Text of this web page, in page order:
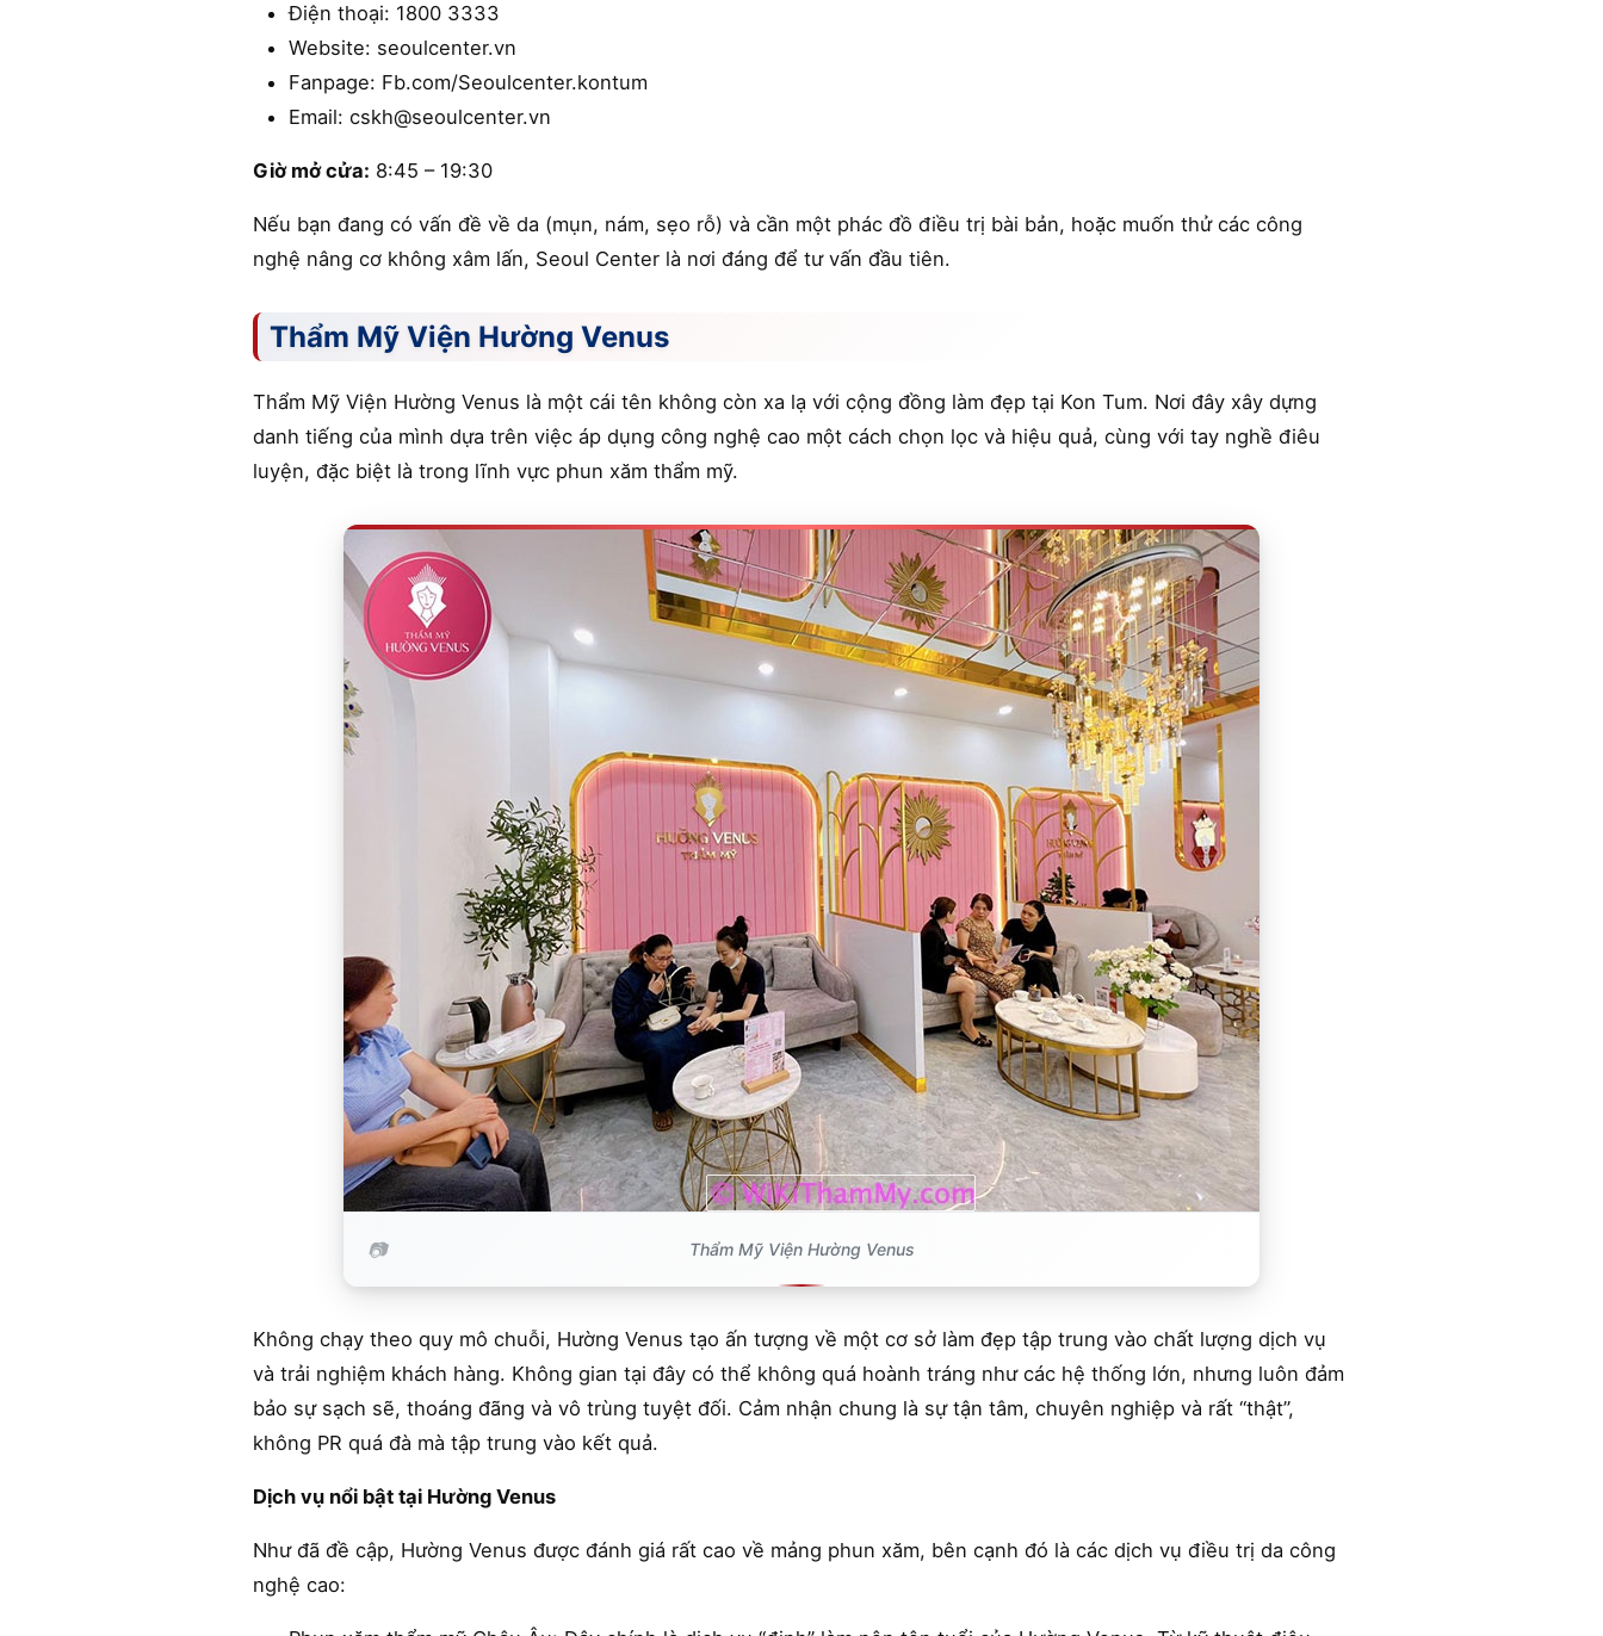
Điện thoại: 1800 3333
Website: seoulcenter.vn
Fanpage: Fb.com/Seoulcenter.kontum
Email: cskh@seoulcenter.vn
Giờ mở cửa: 8:45 – 19:30
Nếu bạn đang có vấn đề về da (mụn, nám, sẹo rỗ) và cần một phác đồ điều trị bài bản, hoặc muốn thử các công
nghệ nâng cơ không xâm lấn, Seoul Center là nơi đáng để tư vấn đầu tiên.
Thẩm Mỹ Viện Hường Venus
Thẩm Mỹ Viện Hường Venus là một cái tên không còn xa lạ với cộng đồng làm đẹp tại Kon Tum. Nơi đây xây dựng
danh tiếng của mình dựa trên việc áp dụng công nghệ cao một cách chọn lọc và hiệu quả, cùng với tay nghề điêu
luyện, đặc biệt là trong lĩnh vực phun xăm thẩm mỹ.
Thẩm Mỹ Viện Hường Venus
Không chạy theo quy mô chuỗi, Hường Venus tạo ấn tượng về một cơ sở làm đẹp tập trung vào chất lượng dịch vụ
và trải nghiệm khách hàng. Không gian tại đây có thể không quá hoành tráng như các hệ thống lớn, nhưng luôn đảm
bảo sự sạch sẽ, thoáng đãng và vô trùng tuyệt đối. Cảm nhận chung là sự tận tâm, chuyên nghiệp và rất “thật”,
không PR quá đà mà tập trung vào kết quả.
Dịch vụ nổi bật tại Hường Venus
Như đã đề cập, Hường Venus được đánh giá rất cao về mảng phun xăm, bên cạnh đó là các dịch vụ điều trị da công
nghệ cao: